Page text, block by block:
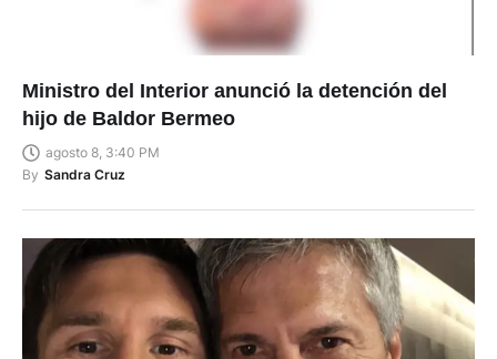
Ministro del Interior anunció la detención del
hijo de Baldor Bermeo
agosto 8, 3:40 PM
By Sandra Cruz